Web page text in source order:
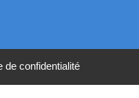
de confidentialité